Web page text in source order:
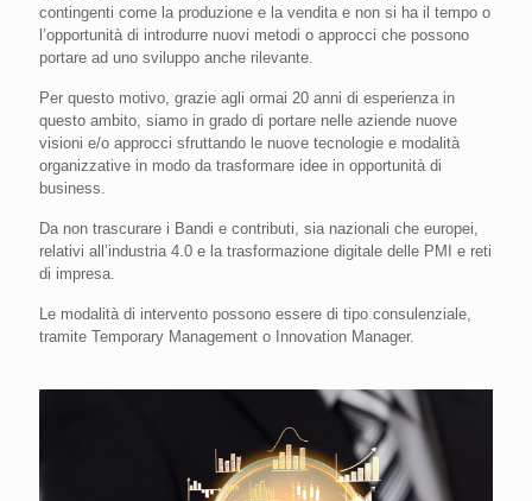
contingenti come la produzione e la vendita e non si ha il tempo o
l’opportunità di introdurre nuovi metodi o approcci che possono
portare ad uno sviluppo anche rilevante.
Per questo motivo, grazie agli ormai 20 anni di esperienza in
questo ambito, siamo in grado di portare nelle aziende nuove
visioni e/o approcci sfruttando le nuove tecnologie e modalità
organizzative in modo da trasformare idee in opportunità di
business.
Da non trascurare i Bandi e contributi, sia nazionali che europei,
relativi all’industria 4.0 e la trasformazione digitale delle PMI e reti
di impresa.
Le modalità di intervento possono essere di tipo consulenziale,
tramite Temporary Management o Innovation Manager.